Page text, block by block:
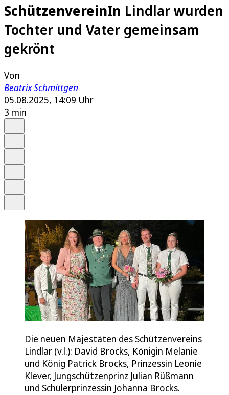
SchützenvereinIn Lindlar wurden
Tochter und Vater gemeinsam
gekrönt
Von
Beatrix Schmittgen
05.08.2025, 14:09 Uhr
3 min
Die neuen Majestäten des Schützenvereins
Lindlar (v.l.): David Brocks, Königin Melanie
und König Patrick Brocks, Prinzessin Leonie
Klever, Jungschützenprinz Julian Rüßmann
und Schülerprinzessin Johanna Brocks.